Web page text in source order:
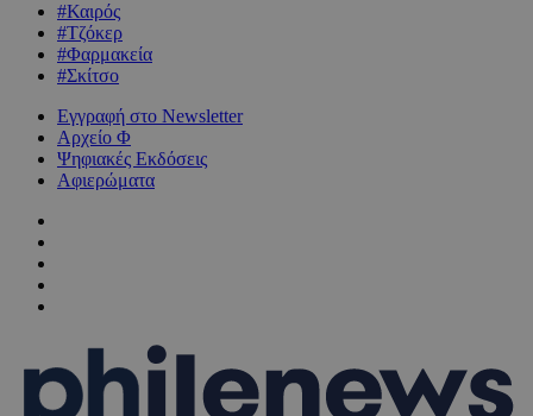
#Καιρός
#Τζόκερ
#Φαρμακεία
#Σκίτσο
Εγγραφή στο Newsletter
Αρχείο Φ
Ψηφιακές Εκδόσεις
Αφιερώματα